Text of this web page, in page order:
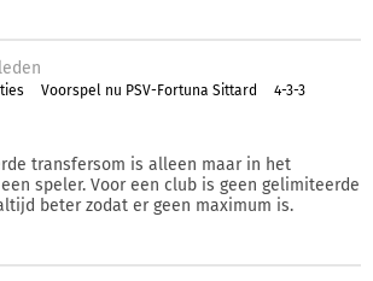
Voorspel nu PSV-Fortuna Sittard 4-3-3
transfersom is alleen maar in het
speler. Voor een club is geen gelimiteerde
beter zodat er geen maximum is.